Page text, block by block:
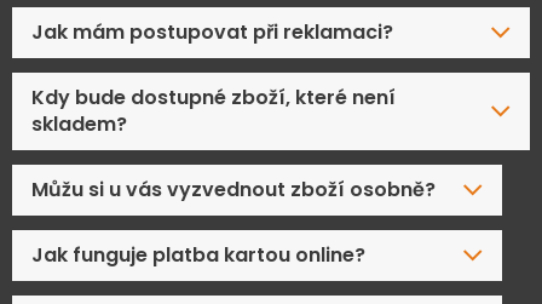
Jak mám postupovat při reklamaci?
Kdy bude dostupné zboží, které není
skladem?
Můžu si u vás vyzvednout zboží osobně?
Jak funguje platba kartou online?